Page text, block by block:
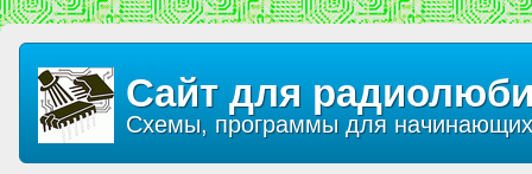
Сайт для
Схемы, программы для